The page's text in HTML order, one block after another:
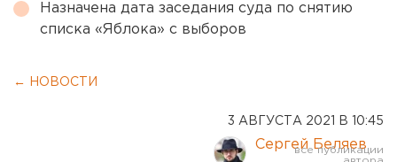
Назначена дата заседания суда по снятию
списка «Яблока» с выборов
← НОВОСТИ
3 АВГУСТА 2021 В 10:45
Сергей Беляев